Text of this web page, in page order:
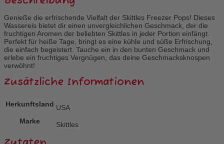
Genieße die erfrischende Vielfalt der Skittles Freezer Pops! Dieses
Wassereis bietet dir einen unvergleichlichen Geschmack, der die
fruchtigen Aromen der beliebten Skittles in jeder Portion einfängt.
Perfekt für heiße Tage, bringt es eine kühle und süße Erfrischung,
die einfach begeistert. Tauche ein in den bunten Geschmack und
erlebe ein fruchtiges Vergnügen, das deine Geschmacksknospen
verwöhnt!
Zusätzliche Informationen
Herkunftsland USA
Marke
Skittles